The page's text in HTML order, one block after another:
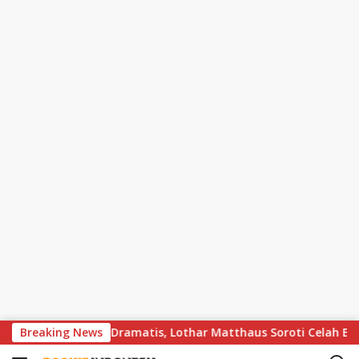
k
Breaking News
Bayern Berakhir Dramatis, Lothar Matthaus Soroti Celah